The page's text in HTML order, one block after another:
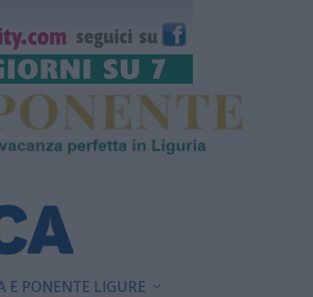
PONENTE LIGURE